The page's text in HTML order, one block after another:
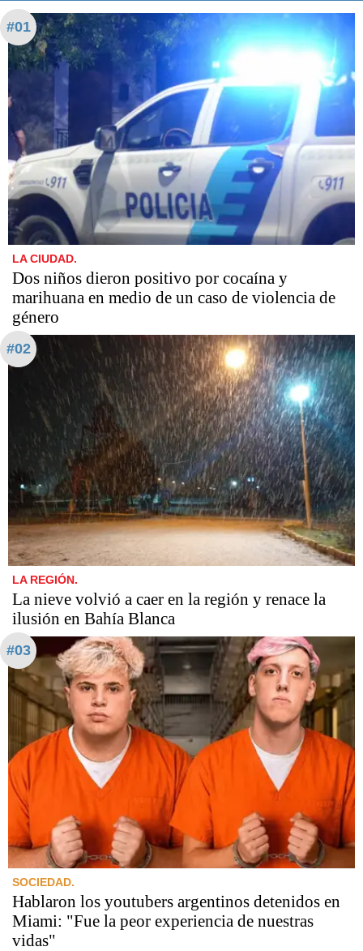
#01
LA CIUDAD.
Dos niños dieron positivo por cocaína y
marihuana en medio de un caso de violencia de
género
#02
LA REGIÓN.
La nieve volvió a caer en la región y renace la
ilusión en Bahía Blanca
#03
SOCIEDAD.
Hablaron los youtubers argentinos detenidos en
Miami: "Fue la peor experiencia de nuestras
vidas"